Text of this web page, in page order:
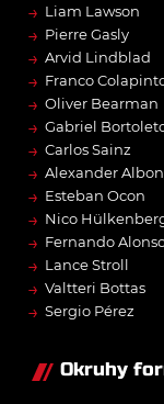
→ Liam Lawson
→ Pierre Gasly
→ Arvid Lindblad
→ Franco
→ Oliver Bearman
→ Gabriel
→ Carlos Sainz
→ Alexander Albon
→ Esteban Ocon
→ Nico
→ Fernando
→ Lance Stroll
→ Valtteri Bottas
→ Sergio Pérez
Okruhy